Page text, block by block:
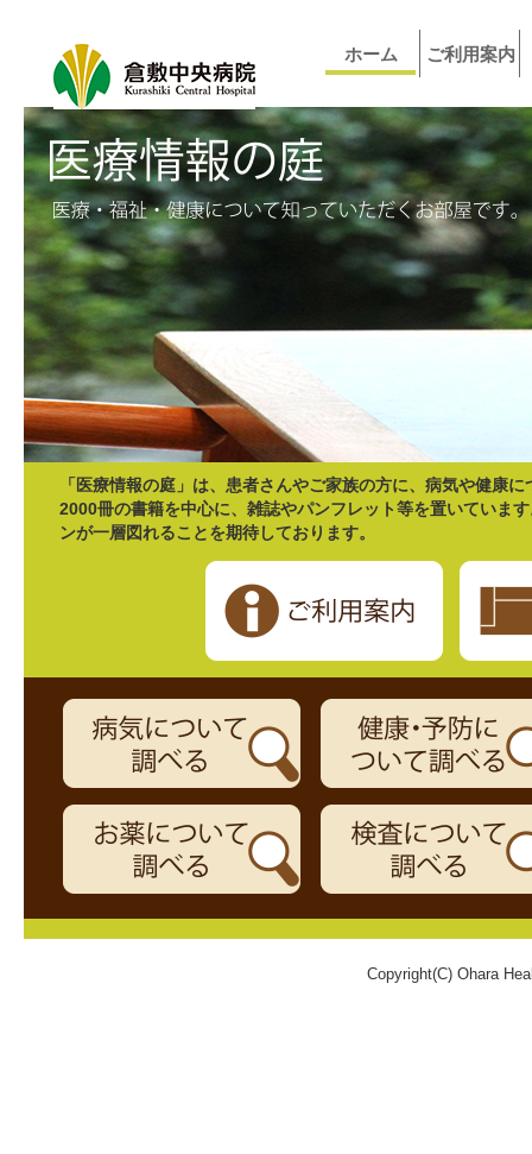
ホーム ご利用案内
「医療情報の庭」は、患者さんやご家族の方に、病気や健康
2000冊の書籍を中心に、雑誌やパンフレット等を置いていま
ンが一層図れることを期待しております。
Copyright(C) Ohara